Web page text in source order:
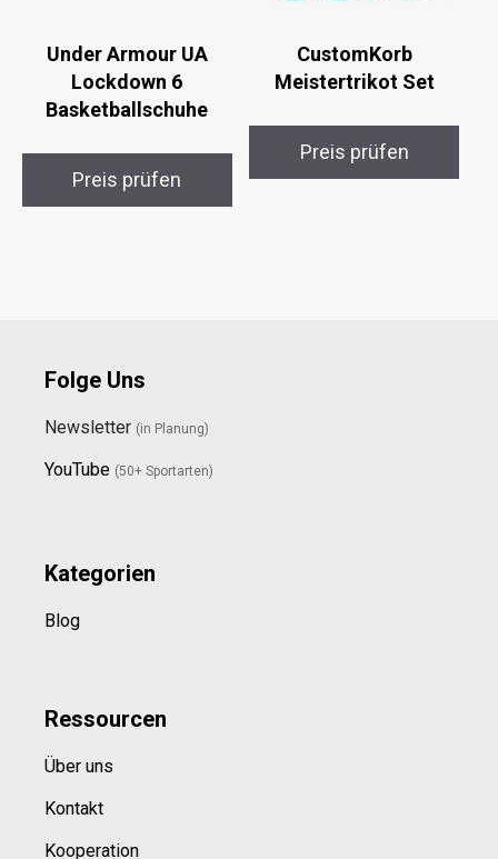
Under Armour UA
Lockdown 6
Basketballschuhe
Preis prüfen
CustomKorb
Meistertrikot Set
Preis prüfen
Folge Uns
Newsletter (in Planung)
YouTube (50+ Sportarten)
Kategorien
Blog
Ressourcen
Über uns
Kontakt
Kooperation